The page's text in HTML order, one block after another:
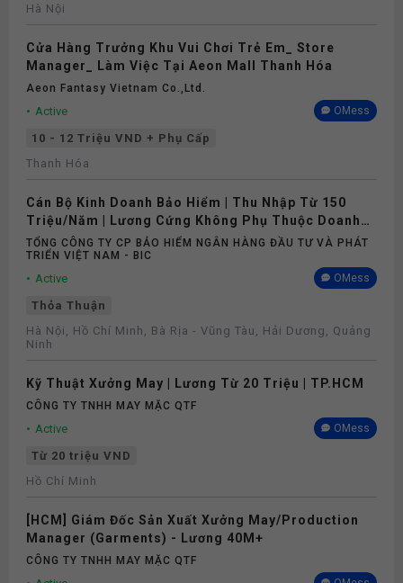
Hà Nội
Cửa Hàng Trưởng Khu Vui Chơi Trẻ Em_ Store
Manager_ Làm Việc Tại Aeon Mall Thanh Hóa
Aeon Fantasy Vietnam Co.,ltd.
Active OMess
10 - 12 Triệu VND + Phụ Cấp
Thanh Hóa
Cán Bộ Kinh Doanh Bảo Hiểm | Thu Nhập Từ 150
Triệu/Năm | Lương Cứng Không Phụ Thuộc Doanh
Số
TỔNG CÔNG TY CP BẢO HIỂM NGÂN HÀNG ĐẦU TƯ VÀ PHÁT
TRIỂN VIỆT NAM - BIC
Active OMess
Thỏa Thuận
Hà Nội, Hồ Chí Minh, Bà Rịa - Vũng Tàu, Hải Dương, Quảng
Ninh
Kỹ Thuật Xưởng May | Lương Từ 20 Triệu | TP.HCM
CÔNG TY TNHH MAY MẶC QTF
Active OMess
Từ 20 triệu VND
Hồ Chí Minh
[HCM] Giám Đốc Sản Xuất Xưởng May/Production
Manager (Garments) - Lương 40M+
CÔNG TY TNHH MAY MẶC QTF